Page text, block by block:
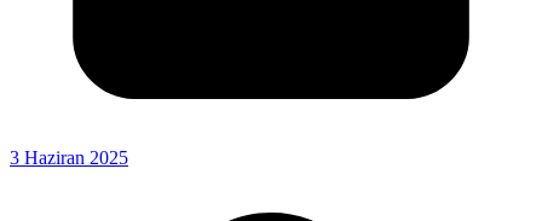
3 Haziran 2025